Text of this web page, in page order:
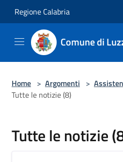
Regione Calabria
Comune di
Home > Argomenti >
Tutte le notizie (8)
Tutte le notizie